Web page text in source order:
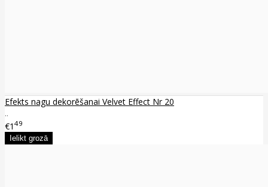
Efekts nagu dekorēšanai Velvet Effect Nr 20
..
€1 49